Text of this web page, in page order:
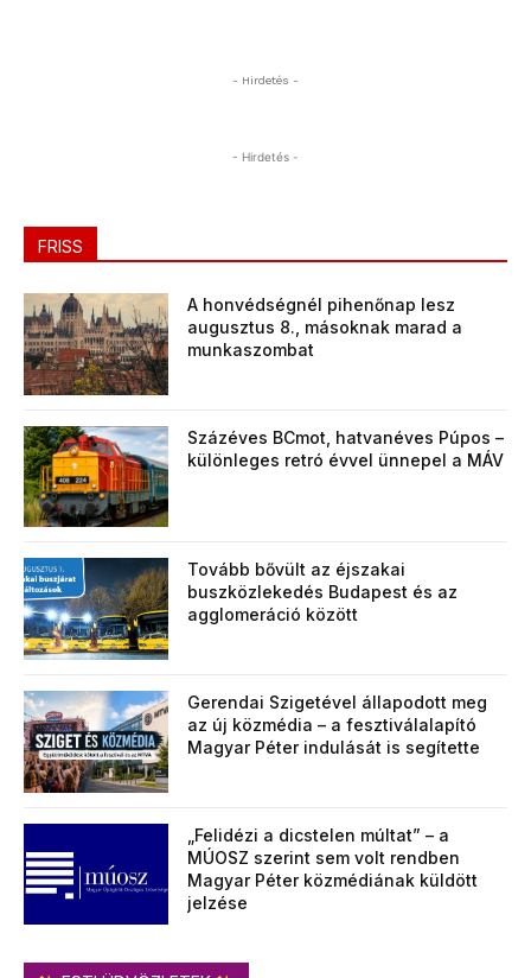
- Hirdetés -
- Hirdetés -
FRISS
A honvédségnél pihenőnap lesz
augusztus 8., másoknak marad a
munkaszombat
Százéves BCmot, hatvanéves Púpos –
különleges retró évvel ünnepel a MÁV
Tovább bővült az éjszakai
buszközlekedés Budapest és az
agglomeráció között
Gerendai Szigetével állapodott meg
az új közmédia – a fesztiválalapító
Magyar Péter indulását is segítette
„Felidézi a dicstelen múltat” – a
MÚOSZ szerint sem volt rendben
Magyar Péter közmédiának küldött
jelzése